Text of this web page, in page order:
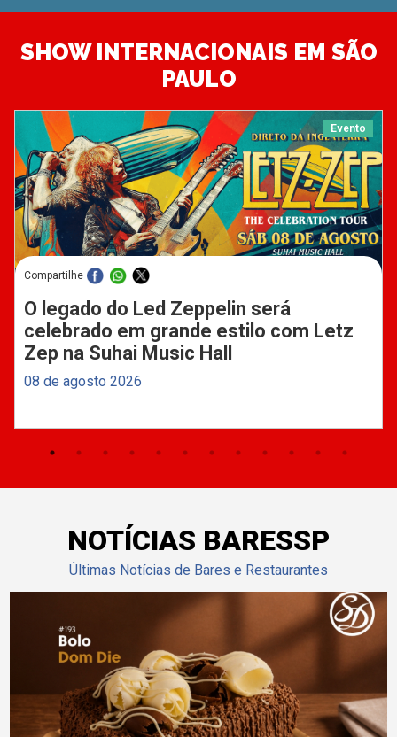
SHOW INTERNACIONAIS EM SÃO
PAULO
Evento
Compartilhe
O legado do Led Zeppelin será
celebrado em grande estilo com Letz
Zep na Suhai Music Hall
08 de agosto 2026
NOTÍCIAS BARESSP
Últimas Notícias de Bares e Restaurantes